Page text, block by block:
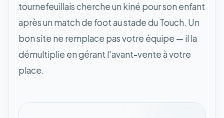
tournefeuillais cherche un kiné pour son enfant
après un match de foot au stade du Touch. Un
bon site ne remplace pas votre équipe — il la
démultiplie en gérant l'avant-vente à votre
place.